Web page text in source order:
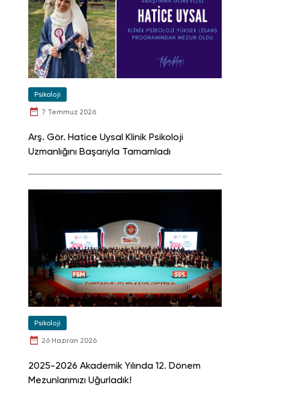
Psikoloji
7 Temmuz 2026
Arş. Gör. Hatice Uysal Klinik Psikoloji
Uzmanlığını Başarıyla Tamamladı
Psikoloji
26 Haziran 2026
2025-2026 Akademik Yılında 12. Dönem
Mezunlarımızı Uğurladık!